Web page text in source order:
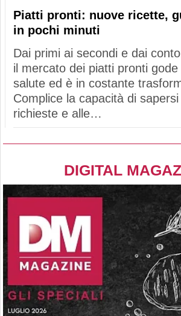
Piatti pronti: nuove ricette,
in pochi minuti
Dai primi ai secondi e dai
il mercato dei piatti pronti
salute ed è in costante
Complice la capacità di
richieste e alle…
DIGITAL